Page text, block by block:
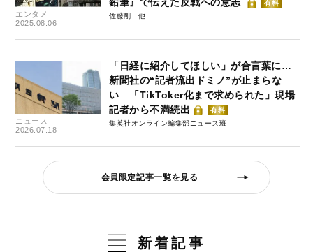
エンタメ
2025.08.06
鉛筆』で伝えた反戦への意志
有料
佐藤剛
ニュース
2026.07.18
「日経に紹介してほしい」が合言葉に…
新聞社の“記者流出ドミノ”が止まらな
い 「TikToker化まで求められた」現場
記者から不満続出
有料
集英社オンライン編集部ニュース班
会員限定記事一覧を見る
新着記事